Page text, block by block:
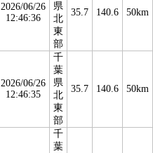
2026/06/26
12:46:36
県
北
東
部
35.7 140.6 50km
2026/06/26
12:46:35
千
葉
県
北
東
部
35.7 140.6 50km
千
葉